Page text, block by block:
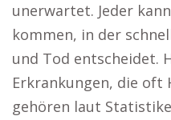
unerwartet. Jeder
kommen, in der
und Tod entscheidet.
Erkrankungen, die oft
gehören laut